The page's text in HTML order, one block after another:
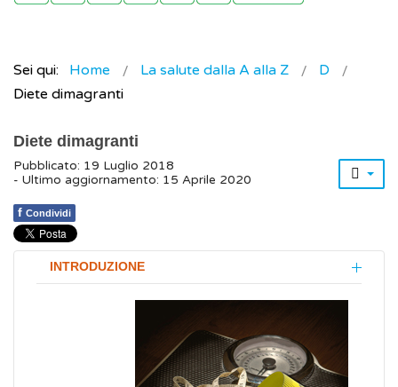
Sei qui: Home La salute dalla A alla Z
D
Diete dimagranti
Diete dimagranti
Pubblicato: 19 Luglio 2018
- Ultimo aggiornamento: 15 Aprile 2020
f Condividi
INTRODUZIONE